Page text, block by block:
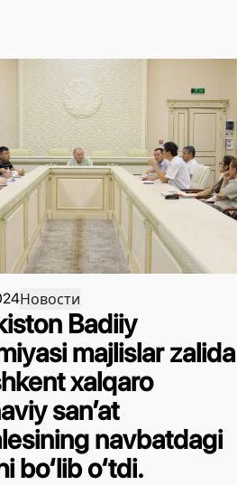
Новости
Badiiy
majlislar zalida
xalqaro
san’at
navbatdagi
bo‘lib o‘tdi.